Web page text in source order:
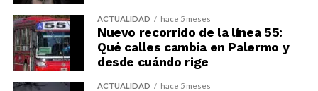
ACTUALIDAD hace 5 meses
Nuevo recorrido de la línea 55:
Qué calles cambia en Palermo y
desde cuándo rige
ACTUALIDAD hace 5 meses